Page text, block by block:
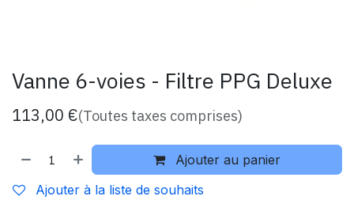
Vanne 6-voies - Filtre PPG Deluxe
113,00 €(Toutes taxes comprises)
Ajouter au panier
Ajouter à la liste de souhaits